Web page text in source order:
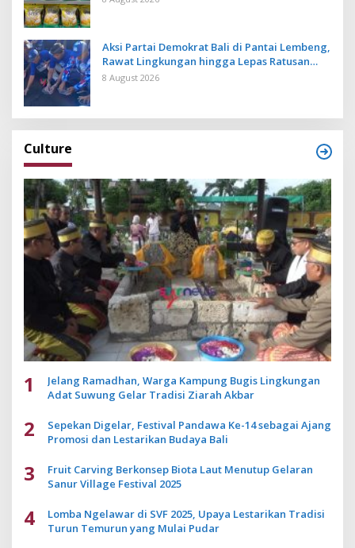
Aksi Partai Demokrat Bali di Pantai Lembeng,
Rawat Lingkungan hingga Lepas Ratusan
Tukik Bedawang Nala
8 August 2026
Culture
1
Jelang Ramadhan, Warga Kampung Bugis Lingkungan
Adat Suwung Gelar Tradisi Ziarah Akbar
2
Sepekan Digelar, Festival Pandawa Ke-14 sebagai Ajang
Promosi dan Lestarikan Budaya Bali
3
Fruit Carving Berkonsep Biota Laut Menutup Gelaran
Sanur Village Festival 2025
4
Lomba Ngelawar di SVF 2025, Upaya Lestarikan Tradisi
Turun Temurun yang Mulai Pudar